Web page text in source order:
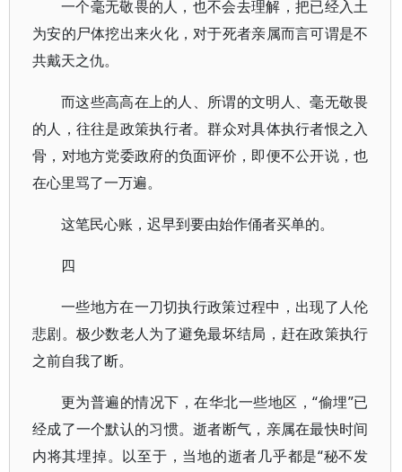
一个毫无敬畏的人，也不会去理解，把已经入土
为安的尸体挖出来火化，对于死者亲属而言可谓是不
共戴天之仇。
而这些高高在上的人、所谓的文明人、毫无敬畏
的人，往往是政策执行者。群众对具体执行者恨之入
骨，对地方党委政府的负面评价，即便不公开说，也
在心里骂了一万遍。
这笔民心账，迟早到要由始作俑者买单的。
四
一些地方在一刀切执行政策过程中，出现了人伦
悲剧。极少数老人为了避免最坏结局，赶在政策执行
之前自我了断。
更为普遍的情况下，在华北一些地区，“偷埋”已
经成了一个默认的习惯。逝者断气，亲属在最快时间
内将其埋掉。以至于，当地的逝者几乎都是“秘不发